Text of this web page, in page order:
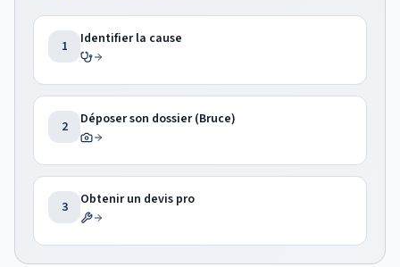
1 Identifier la cause
2 Déposer son dossier (Bruce)
3 Obtenir un devis pro